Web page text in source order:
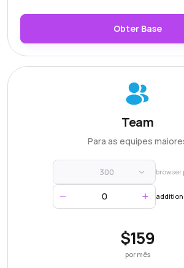
Obter Base
Team
Para as equipes
300 browser
$159
por mês